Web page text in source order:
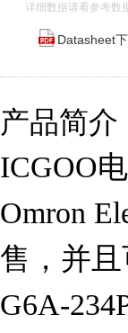
详细数据请看参考数
Datasheet
产品简介
ICGOO
Omron
售，并
G6A-